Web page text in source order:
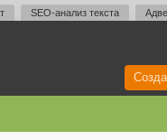
SEO-анализ текста